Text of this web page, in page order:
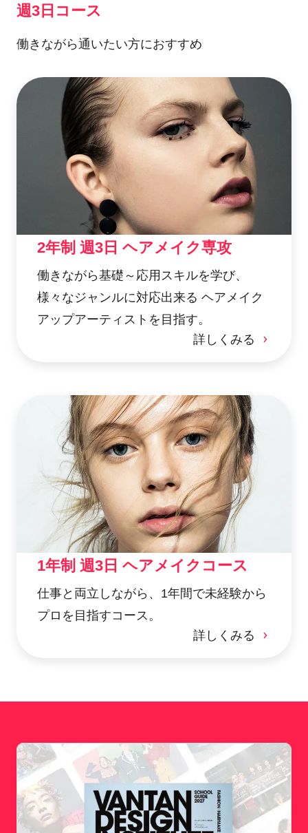
週3日コース
働きながら通いたい方におすすめ
2年制 週3日 ヘアメイク専攻
働きながら基礎～応用スキルを学び、
様々なジャンルに対応出来る ヘアメイク
アップアーティストを目指す。
詳しくみる
1年制 週3日 ヘアメイクコース
仕事と両立しながら、1年間で未経験から
プロを目指すコース。
詳しくみる